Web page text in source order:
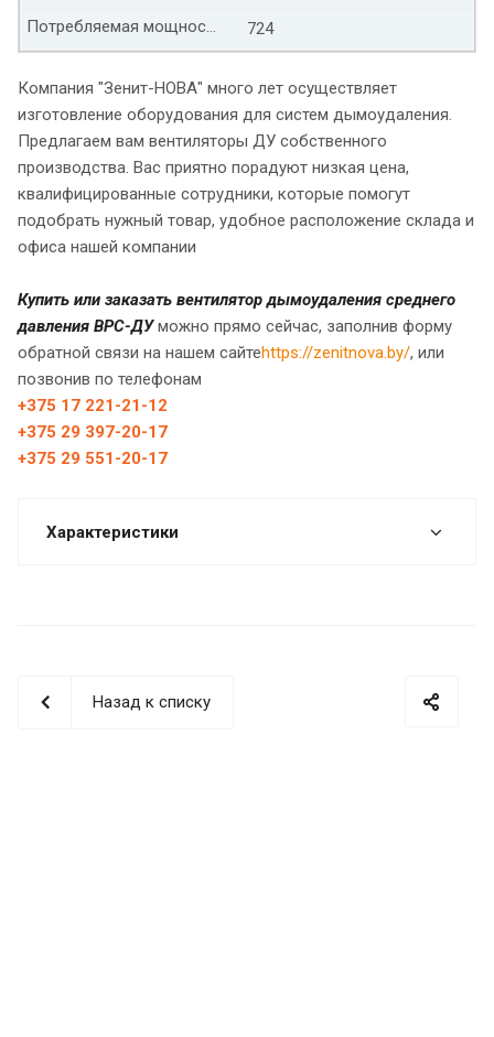
724
Потребляемая мощность, кВт
Компания "Зенит-НОВА" много лет осуществляет
изготовление оборудования для систем дымоудаления.
Предлагаем вам вентиляторы ДУ собственного
производства. Вас приятно порадуют низкая цена,
квалифицированные сотрудники, которые помогут
подобрать нужный товар, удобное расположение склада и
офиса нашей компании
Купить или заказать вентилятор дымоудаления среднего
давления ВРС-ДУможно прямо сейчас, заполнив форму
обратной связи на нашем сайтеhttps://zenitnova.by/, или
позвонив по телефонам
+375 17 221-21-12
+375 29 397-20-17
+375 29 551-20-17
Характеристики
Назад к списку